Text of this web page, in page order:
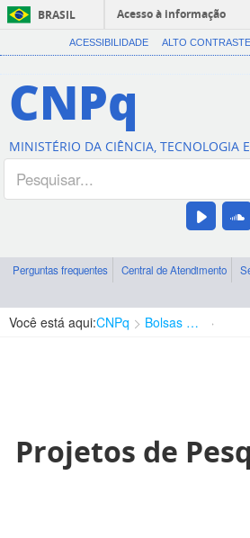
BRASIL
Acesso à informação
ACESSIBILIDADE ALTO CONTRASTE
CNPq
MINISTÉRIO DA CIÊNCIA, TECNOLOGIA
Perguntas frequentes Central de Atendimento
Você está aqui:CNPq Bolsas e Auxílios Vigentes
Projetos de